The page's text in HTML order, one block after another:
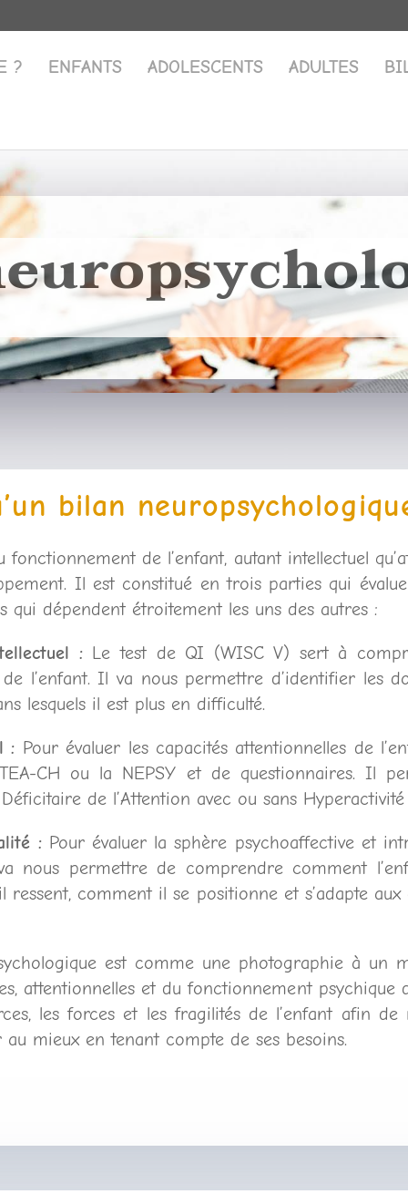
? ENFANTS ADOLESCENTS ADULTES
bilan
fonctionnement de l’enfant, autant intellectuel
Il est constitué en trois parties qui
qui dépendent étroitement les uns des autres :
:Le test de QI (WISC V) sert à
l’enfant. Il va nous permettre d’identifier les
lesquels il est plus en difficulté.
: Pour évaluer les capacités attentionnelles de
CH ou la NEPSY et de questionnaires. Il
de l’Attention avec ou sans
:Pour évaluer la sphère psychoaffective et
nous permettre de comprendre comment
ressent, comment il se positionne et s’adapte
est comme une photographie à un
attentionnelles et du fonctionnement psychique
les forces et les fragilités de l’enfant afin
au mieux en tenant compte de ses besoins.